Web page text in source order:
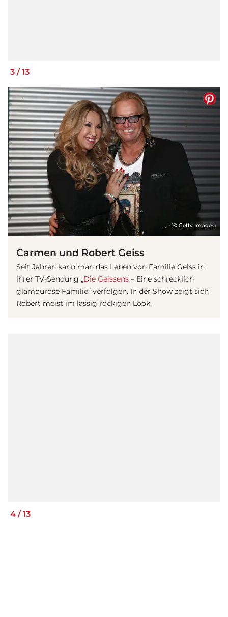
3 / 13
(© Getty Images)
Carmen und Robert Geiss
Seit Jahren kann man das Leben von Familie Geiss in
ihrer TV-Sendung „Die Geissens – Eine schrecklich
glamouröse Familie“ verfolgen. In der Show zeigt sich
Robert meist im lässig rockigen Look.
4 /13